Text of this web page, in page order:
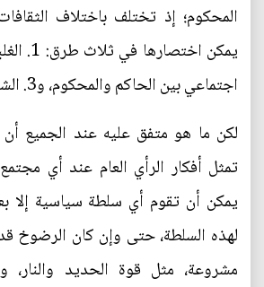
المحكوم؛ إذ تختلف باختلاف
اجتماعي بين الحاكم والمحكوم، و3. الشرعية الإلهية.
لكن ما هو متفق عليه عند الجميع
تمثل أفكار الرأي العام عند أي
يمكن أن تقوم أي سلطة سياسية إلا
لهذه السلطة، حتى وإن كان الرضوخ
مشروعة، مثل قوة الحديد والنار،